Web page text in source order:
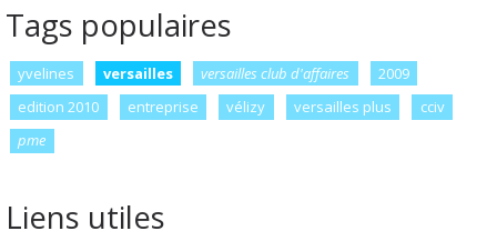
Tags populaires
yvelines versailles versailles club d'affaires
2009
edition 2010
entreprise vélizy versailles plus
cciv
pme
Liens utiles